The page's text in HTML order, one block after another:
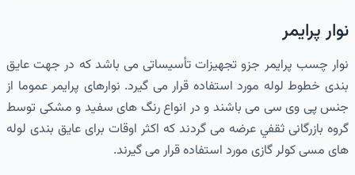
نوار پرایمر
نوار چسب پرایمر جزو تجهیزات تأسیساتی می باشد که در جهت عایق
بندی خطوط لوله مورد استفاده قرار می گیرد. نوارهای پرایمر عموما از
جنس پی وی سی می باشند و در انواع رنگ های سفید و مشکی توسط
گروه بازرگانی ثقفي عرضه می گردند که اکثر اوقات برای عایق بندی لوله
های مسی کولر گازی مورد استفاده قرار می گیرند.